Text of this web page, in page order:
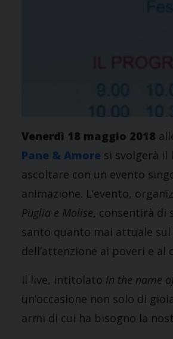
Venerdì 18 maggio 2018
Pane & Amore si svolgerà il
ascoltare con un evento
animazione. L’evento,
Puglia e Molise, consentirà di
santo quanto mai attuale
dell’attenzione ai poveri e al
Il live, intitolato In the name
un’occasione non solo di
armi di cui ha bisogno la